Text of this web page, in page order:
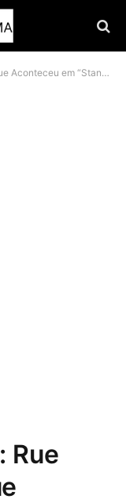
em “Stand Still and See”
Rue